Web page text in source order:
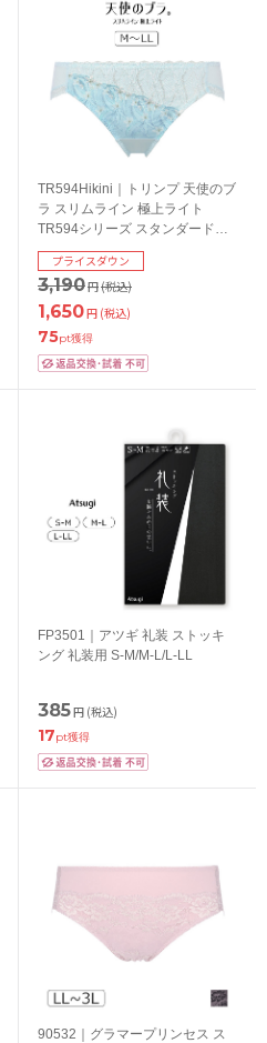
TR594Hikini｜トリンプ 天使のブ
ラ スリムライン 極上ライト
TR594シリーズ スタンダードシ
ョーツ M/L/LL
3,190円(税込)
プライスダウン
1,650円 (税込)
75pt獲得
FP3501｜アツギ 礼装 ストッキ
ング 礼装用 S-M/M-L/L-LL
385円 (税込)
17pt獲得
90532｜グラマープリンセス ス